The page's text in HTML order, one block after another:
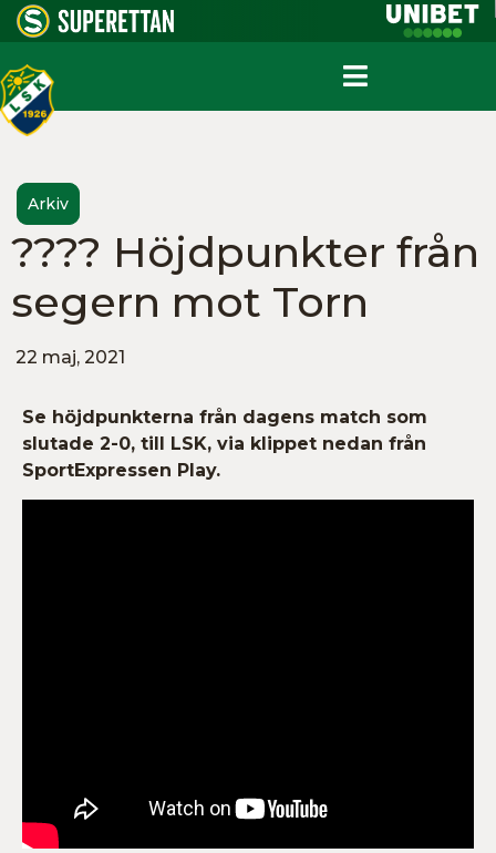
Arkiv
???? Höjdpunkter från
segern mot Torn
22 maj, 2021
Se höjdpunkterna från dagens match som
slutade 2-0, till LSK, via klippet nedan från
SportExpressen Play.